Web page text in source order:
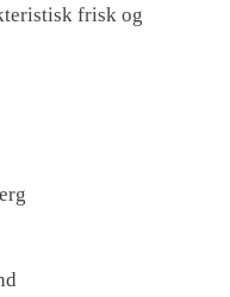
frisk og